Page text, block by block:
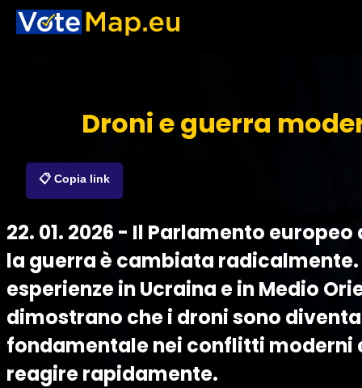
Droni e guerra
📋 Copia link
22. 01. 2026 - Il Parlamento
la guerra è cambiata radicalmente.
esperienze in Ucraina e in Medio
dimostrano che i droni sono
fondamentale nei conflitti moderni
reagire rapidamente.